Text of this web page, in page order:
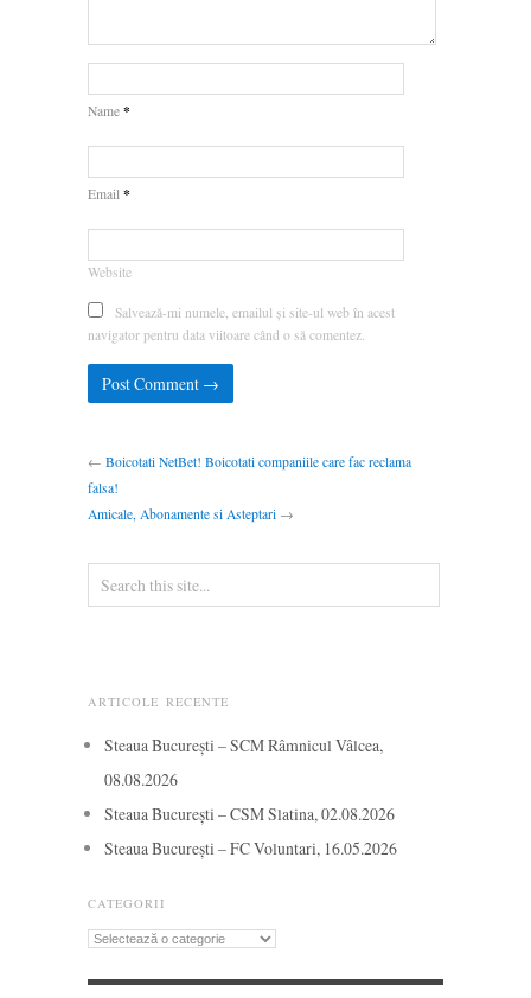
Name *
Email *
Website
Salvează-mi numele, emailul și site-ul web în acest
navigator pentru data viitoare când o să comentez.
← Boicotati NetBet! Boicotati companiile care fac reclama
falsa!
Amicale, Abonamente si Asteptari →
ARTICOLE RECENTE
Steaua București – SCM Râmnicul Vâlcea,
08.08.2026
Steaua București – CSM Slatina, 02.08.2026
Steaua București – FC Voluntari, 16.05.2026
CATEGORII
Categorii